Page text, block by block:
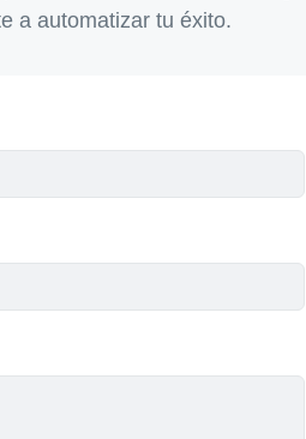
a automatizar tu éxito.